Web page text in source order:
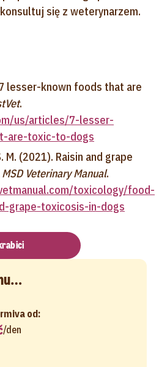
się z weterynarzem.
lesser-known foods that are
.
us/articles/7-lesser-
are-toxic-to-dogs
M. (2021). Raisin and grape
MSD Veterinary Manual.
toxicology/food-
grape-toxicosis-in-dogs
od:
/den